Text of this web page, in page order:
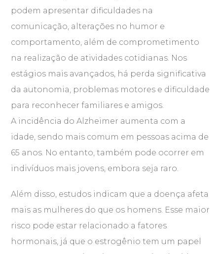
podem apresentar dificuldades na
comunicação, alterações no humor e
comportamento, além de comprometimento
na realização de atividades cotidianas. Nos
estágios mais avançados, há perda significativa
da autonomia, problemas motores e dificuldade
para reconhecer familiares e amigos.
A incidência do Alzheimer aumenta com a
idade, sendo mais comum em pessoas acima de
65 anos. No entanto, também pode ocorrer em
indivíduos mais jovens, embora seja raro.
Além disso, estudos indicam que a doença afeta
mais as mulheres do que os homens. Esse maior
risco pode estar relacionado a fatores
hormonais, já que o estrogênio tem um papel